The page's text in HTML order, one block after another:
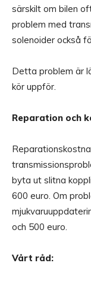
särskilt om bilen
problem med
solenoider också
Detta problem är
kör uppför.
Reparation och
byta ut slitna
600 euro. Om
och 500 euro.
Vårt råd: